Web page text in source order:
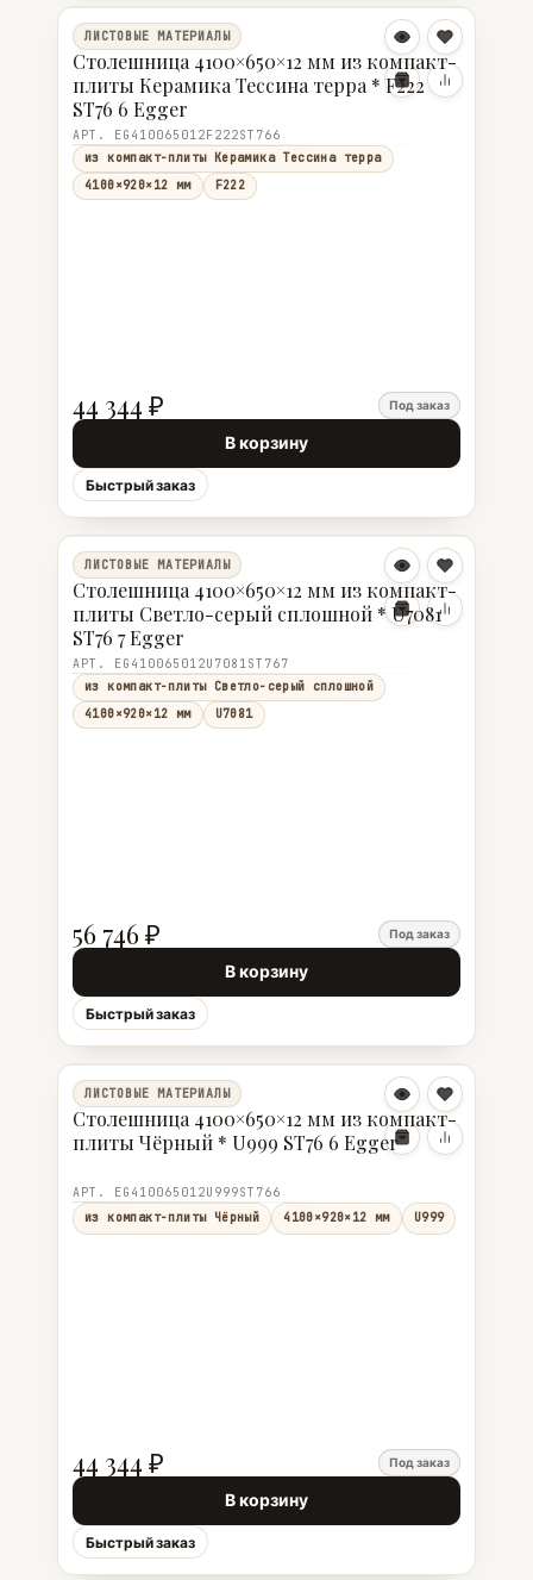
ЛИСТОВЫЕ МАТЕРИАЛЫ
Столешница 4100×650×12 мм из компакт-
плиты Керамика Тессина терра * F222
ST76 6 Egger
АРТ. EG410065012F222ST766
из компакт-плиты Керамика Тессина терра
4100×920×12 мм
F222
44 344 ₽ Под заказ
В корзину
Быстрый заказ
ЛИСТОВЫЕ МАТЕРИАЛЫ
Столешница 4100×650×12 мм из компакт-
плиты Светло-серый сплошной * U7081
ST76 7 Egger
АРТ. EG410065012U7081ST767
из компакт-плиты Светло-серый сплошной
4100×920×12 мм
U7081
56 746 ₽ Под заказ
В корзину
Быстрый заказ
ЛИСТОВЫЕ МАТЕРИАЛЫ
Столешница 4100×650×12 мм из компакт-
плиты Чёрный * U999 ST76 6 Egger
АРТ. EG410065012U999ST766
из компакт-плиты Чёрный
4100×920×12 мм U999
44 344 ₽ Под заказ
В корзину
Быстрый заказ